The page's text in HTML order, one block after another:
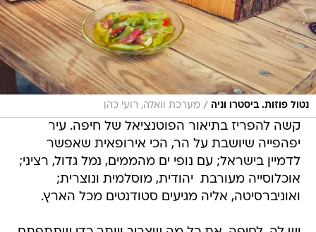
נטול פוזות. ביסטרו וניה / מערכת וואלה, רועי כהן
קשה להפריז בתיאור הפוטנציאל של חיפה. עיר
יפהפייה שיושבת על הר, הכי אירופאית שאפשר
לדמיין בישראל; עם נופי ים מהממים, נמל גדול, רציני;
אוכלוסייה מעורבת  יהודית, מוסלמית ונוצרית;
ואוניברסיטה, אליה מגיעים סטודנטים מכל הארץ.